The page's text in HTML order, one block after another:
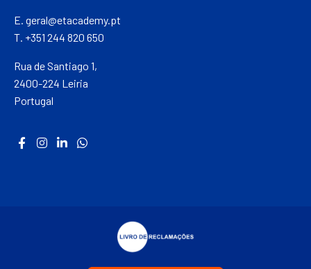
E. geral@etacademy.pt
T. +351 244 820 650
Rua de Santiago 1,
2400-224 Leiria
Portugal